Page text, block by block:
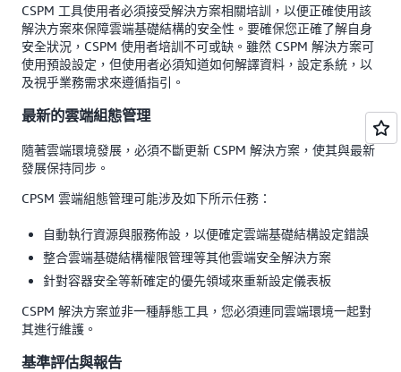
CSPM 工具使用者必須接受解決方案相關培訓，以便正確使用該
解決方案來保障雲端基礎結構的安全性。要確保您正確了解自身
安全狀況，CSPM 使用者培訓不可或缺。雖然 CSPM 解決方案可
使用預設設定，但使用者必須知道如何解譯資料，設定系統，以
及視乎業務需求來遵循指引。
最新的雲端組態管理
隨著雲端環境發展，必須不斷更新 CSPM 解決方案，使其與最新
發展保持同步。
CPSM 雲端組態管理可能涉及如下所示任務：
自動執行資源與服務佈設，以便確定雲端基礎結構設定錯誤
整合雲端基礎結構權限管理等其他雲端安全解決方案
針對容器安全等新確定的優先領域來重新設定儀表板
CSPM 解決方案並非一種靜態工具，您必須連同雲端環境一起對
其進行維護。
基準評估與報告